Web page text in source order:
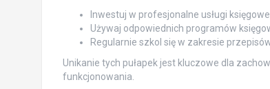
Inwestuj w profesjonalne usługi
Używaj odpowiednich programów
Regularnie szkol się w zakresie
Unikanie tych pułapek jest kluczowe dla
funkcjonowania.